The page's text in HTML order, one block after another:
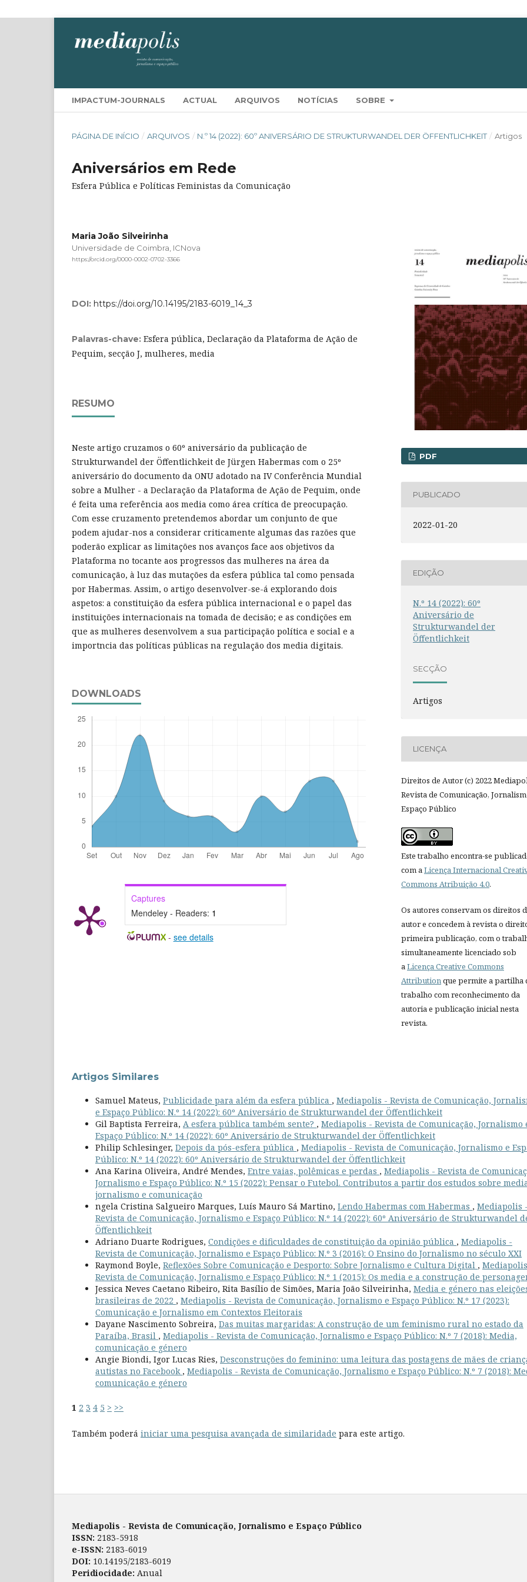
IMPACTUM-JOURNALS ACTUAL ARQUIVOS NOTÍCIAS SOBRE
PÁGINA DE INÍCIO / ARQUIVOS / N.º 14 (2022): 60º ANIVERSÁRIO DE STRUKTURWANDEL DER ÖFFENTLICHKEIT / Artigos
Aniversários em Rede
Esfera Pública e Políticas Feministas da Comunicação
Maria João Silveirinha
Universidade de Coimbra, ICNova
https://orcid.org/0000-0002-0702-3366
DOI: https://doi.org/10.14195/2183-6019_14_3
Palavras-chave: Esfera pública, Declaração da Plataforma de Ação de
Pequim, secção J, mulheres, media
RESUMO
Neste artigo cruzamos o 60º aniversário da publicação de
Strukturwandel der Öffentlichkeit de Jürgen Habermas com o 25º
aniversário do documento da ONU adotado na IV Conferência Mundial
sobre a Mulher - a Declaração da Plataforma de Ação de Pequim, onde
é feita uma referência aos media como área crítica de preocupação.
Com esse cruzamento pretendemos abordar um conjunto de que
podem ajudar-nos a considerar criticamente algumas das razões que
poderão explicar as limitações nos avanços face aos objetivos da
Plataforma no tocante aos progressos das mulheres na área da
comunicação, à luz das mutações da esfera pública tal como pensada
por Habermas. Assim, o artigo desenvolver-se-á explorando dois
aspetos: a constituição da esfera pública internacional e o papel das
instituições internacionais na tomada de decisão; e as condições em
que as mulheres desenvolvem a sua participação política e social e a
importncia das políticas públicas na regulação dos media digitais.
DOWNLOADS
Captures
Mendeley - Readers: 1
- see details
PDF
PUBLICADO
2022-01-20
EDIÇÃO
N.º 14 (2022): 60º
Aniversário de
Strukturwandel der
Öffentlichkeit
SECÇÃO
Artigos
LICENÇA
Direitos de Autor (c) 2022
Revista de Comunicação,
Espaço Público
Este trabalho encontra-se
com aLicença Internacional
Commons Atribuição 4.0.
Os autores conservam os direitos
autor e concedem à revista o
primeira publicação, com o
simultaneamente licenciado sob
aLicença Creative Commons
Attributionque permite a partilha
trabalho com reconhecimento da
autoria e publicação inicial nesta
revista.
Artigos Similares
Samuel Mateus, Publicidade para além da esfera pública , Mediapolis - Revista de Comunicação,
e Espaço Público: N.º 14 (2022): 60º Aniversário de Strukturwandel der Öffentlichkeit
Gil Baptista Ferreira, A esfera pública também sente? , Mediapolis - Revista de Comunicação, Jornalismo
Espaço Público: N.º 14 (2022): 60º Aniversário de Strukturwandel der Öffentlichkeit
Philip Schlesinger, Depois da pós-esfera pública , Mediapolis - Revista de Comunicação, Jornalismo e
Público: N.º 14 (2022): 60º Aniversário de Strukturwandel der Öffentlichkeit
Ana Karina Oliveira, André Mendes, Entre vaias, polêmicas e perdas , Mediapolis - Revista de
Jornalismo e Espaço Público: N.º 15 (2022): Pensar o Futebol. Contributos a partir dos estudos sobre
jornalismo e comunicação
ngela Cristina Salgueiro Marques, Luís Mauro Sá Martino, Lendo Habermas com Habermas , Mediapolis
Revista de Comunicação, Jornalismo e Espaço Público: N.º 14 (2022): 60º Aniversário de Strukturwandel
Öffentlichkeit
Adriano Duarte Rodrigues, Condições e dificuldades de constituição da opinião pública , Mediapolis -
Revista de Comunicação, Jornalismo e Espaço Público: N.º 3 (2016): O Ensino do Jornalismo no século XXI
Raymond Boyle, Reflexões Sobre Comunicação e Desporto: Sobre Jornalismo e Cultura Digital ,
Revista de Comunicação, Jornalismo e Espaço Público: N.º 1 (2015): Os media e a construção de
Jessica Neves Caetano Ribeiro, Rita Basílio de Simões, Maria João Silveirinha, Media e género nas
brasileiras de 2022 , Mediapolis - Revista de Comunicação, Jornalismo e Espaço Público: N.º 17 (2023):
Comunicação e Jornalismo em Contextos Eleitorais
Dayane Nascimento Sobreira, Das muitas margaridas: A construção de um feminismo rural no estado da
Paraíba, Brasil , Mediapolis - Revista de Comunicação, Jornalismo e Espaço Público: N.º 7 (2018): Media,
comunicação e género
Angie Biondi, Igor Lucas Ries, Desconstruções do feminino: uma leitura das postagens de mães de
autistas no Facebook , Mediapolis - Revista de Comunicação, Jornalismo e Espaço Público: N.º 7 (2018):
comunicação e género
1 2 3 4 5 > >>
Também poderá iniciar uma pesquisa avançada de similaridade para este artigo.
Mediapolis - Revista de Comunicação, Jornalismo e Espaço Público
ISSN: 2183-5918
e-ISSN: 2183-6019
DOI: 10.14195/2183-6019
Peridiocidade: Anual